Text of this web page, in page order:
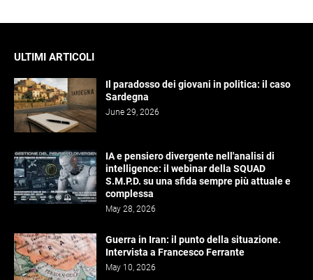
ULTIMI ARTICOLI
Il paradosso dei giovani in politica: il caso
Sardegna
June 29, 2026
IA e pensiero divergente nell'analisi di
intelligence: il webinar della SQUAD
S.M.P.D. su una sfida sempre più attuale e
complessa
May 28, 2026
Guerra in Iran: il punto della situazione.
Intervista a Francesco Ferrante
May 10, 2026